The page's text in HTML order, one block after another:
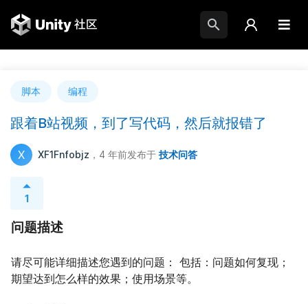
脚本 编程
跟着B站视频，到了写代码，然后就报错了
X XF1Fnfobjz ，4 年前发布于 技术问答
1
问题描述
请尽可能详细描述您遇到的问题： 包括：问题如何复现；
期望达到怎么样的效果；使用场景等。